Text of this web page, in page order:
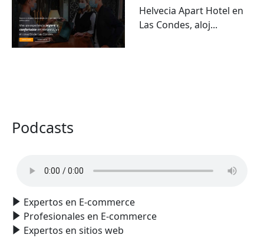
Helvecia Apart Hotel en
Las Condes, aloj...
Podcasts
Expertos en E-commerce
Profesionales en E-commerce
Expertos en sitios web